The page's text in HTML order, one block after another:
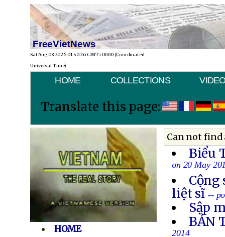
FreeVietNews
Sat Aug 08 2026 01:50:26 GMT+0000 (Coordinated
Universal Time)
HOME COLLECTIONS
Translate this page:
HOME
Can not
Biểu
on 20 May
Cộng
liệt sĩ --
Sập
BẢN